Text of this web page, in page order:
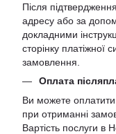
Після
адресу або за
докладними
сторінку платіжної
замовлення.
Оплата
Ви можете
при отриманні
Вартість послуги в